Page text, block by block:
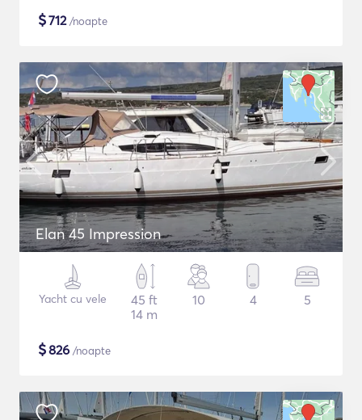
$712/noapte
Elan 45 Impression
Yacht cu vele
45 ft
14 m
10 4 5
$826 /noapte